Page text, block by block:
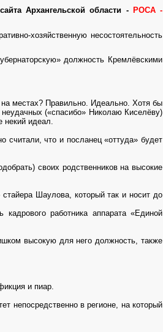
Архангельской области -РОСА -
хозяйственную несостоятельность
должность Кремлёвскими
местах? Правильно. Идеально. Хотя бы
(«спасибо» Николаю Киселёву)
идеал.
считали, что и посланец «оттуда» будет
своих родственников на высокие
Шаулова, который так и носит до
работника аппарата «Единой
высокую для него должность, также
и пиар.
непосредственно в регионе, на который